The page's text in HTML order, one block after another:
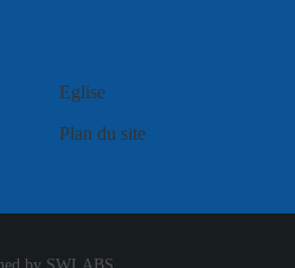
Eglise
Plan du site